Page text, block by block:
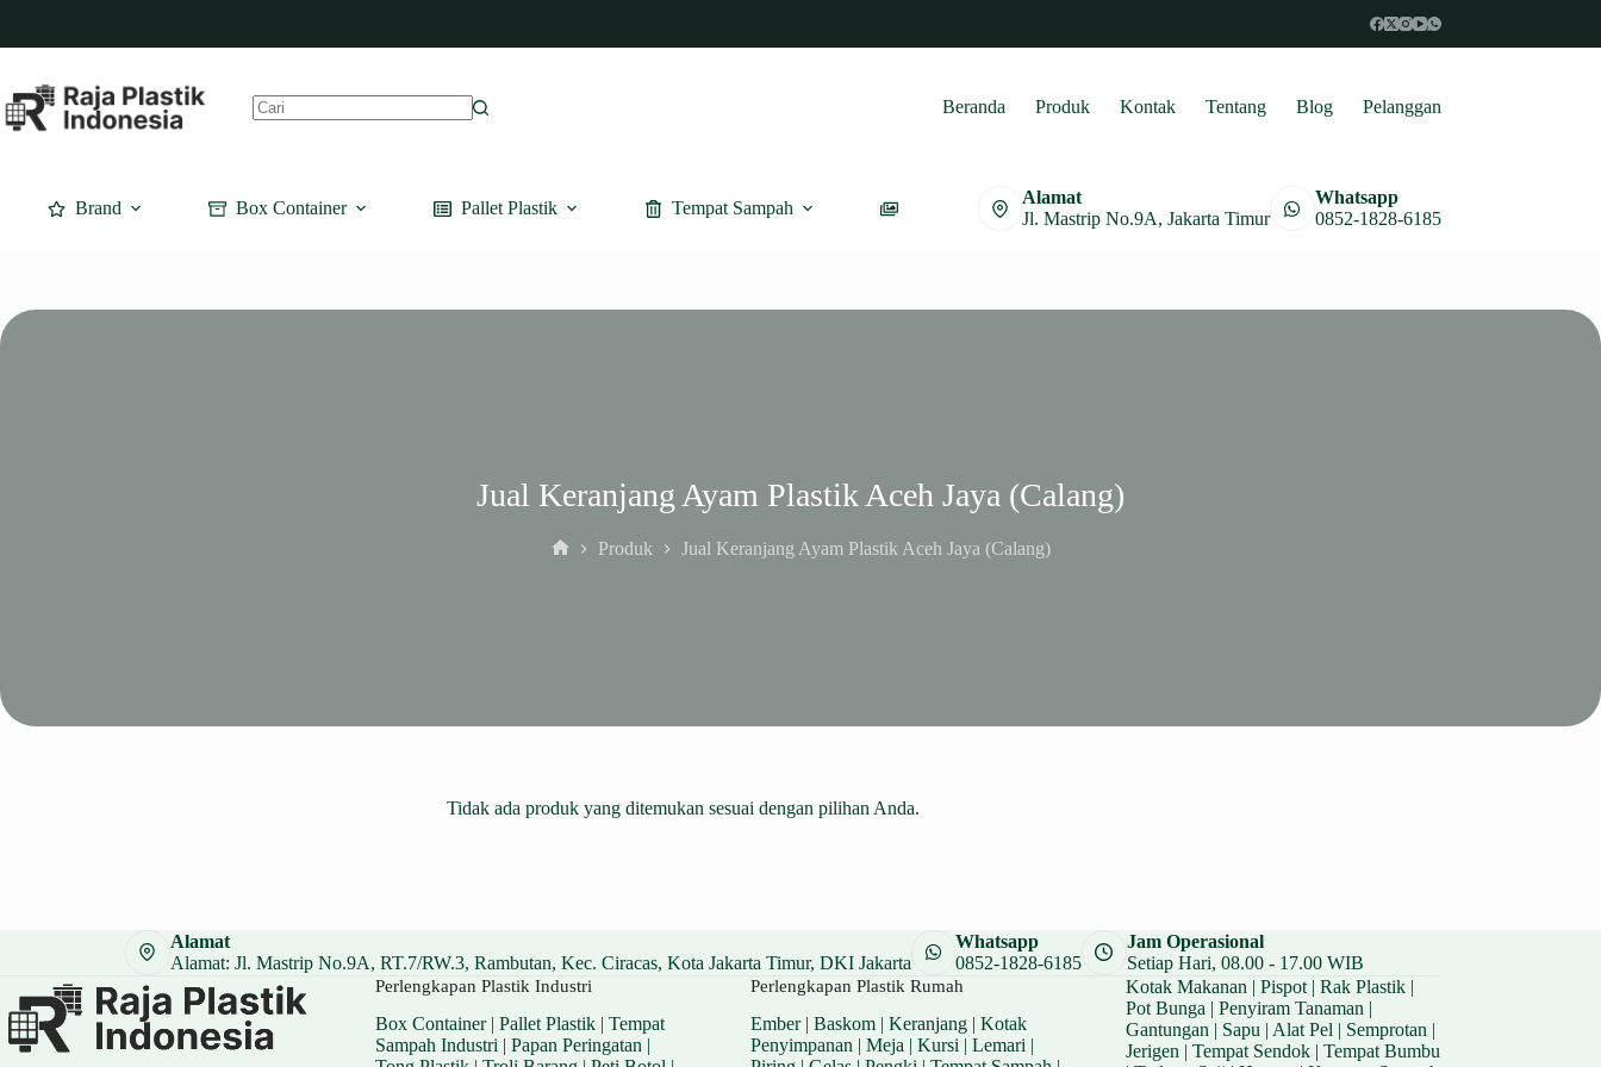
content
Beranda Produk Kontak Tentang Blog Pelanggan
Brand Box Container Pallet Plastik Tempat Sampah
Alamat
Jl. Mastrip No.9A, Jakarta Timur
Whatsapp
0852-1828-6185
Jual Keranjang Ayam Plastik Aceh Jaya (Calang)
Produk Jual Keranjang Ayam Plastik Aceh Jaya (Calang)
Tidak ada produk yang ditemukan sesuai dengan pilihan Anda.
Alamat
Alamat: Jl. Mastrip No.9A, RT.7/RW.3, Rambutan, Kec. Ciracas, Kota Jakarta Timur, DKI Jakarta
Whatsapp
0852-1828-6185
Jam Operasional
Setiap Hari, 08.00 - 17.00 WIB
Perlengkapan Plastik Industri
Box Container| Pallet Plastik| Tempat
Sampah Industri | Papan Peringatan |
Perlengkapan Plastik Rumah
Ember| Baskom| Keranjang| Kotak
Penyimpanan | Meja | Kursi | Lemari |
Kotak Makanan | Pispot| Rak Plastik|
Pot Bunga | Penyiram Tanaman |
Gantungan | Sapu | Alat Pel | Semprotan |
Jerigen | Tempat Sendok| Tempat Bumbu